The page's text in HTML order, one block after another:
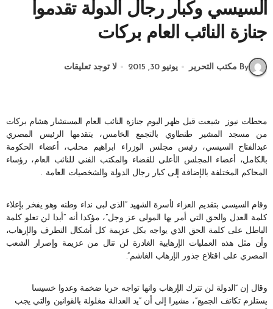
السيسي وكبار رجال الدولة تقدموا
جنازة النائب العام بركات
By مكتب التحرير يونيو 30, 2015 لا توجد تعليقات
محطات نيوز شيعت قبل ظهر اليوم جنازة النائب العام المستشار هشام بركات
من مسجد المشير طنطاوي بالتجمع الخامس، يتقدمها الرئيس المصري
عبدالفتاح السيسي، رئيس مجلس الوزراء ابراهيم محلب، أعضاء الحكومة
بالكامل، أعضاء المجلس الأعلى للقضاء والمكتب الفني للنائب العام، رؤساء
المحاكم المختلفة بالإضافة إلى كبار رجال الدولة والشخصيات العامة .
وقام السيسي بتقديم العزاء لأسرة الشهيد “الذي لبى نداء وطنه وهو يفخر بإعلاء
كلمة العدل والحق التي أمر بها المولى عز وجل”، مؤكدا أنه “أبدا لن تعلو كلمة
الباطل على كلمة الحق الذي يواجه بكل عزيمة كل أشكال التطرف والإرهاب،
وأن مثل هذه العمليات الإرهابية الغادرة لن تنال من عزيمة وإصرار الشعب
المصري على اقتلاع جذور الإرهاب الغاشم”.
وقال إن “الدولة لن تترك الإرهاب وانها تواجه حربا ضخمة وعدوا خسيسا
يستلزم تكاتف الجميع”، مشيرا إلى أن “يد العدالة مغلولة بالقوانين والتي يجب